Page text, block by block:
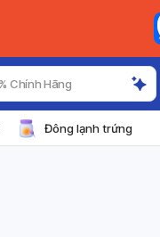
Chính Hãng
Đông lạnh trứng